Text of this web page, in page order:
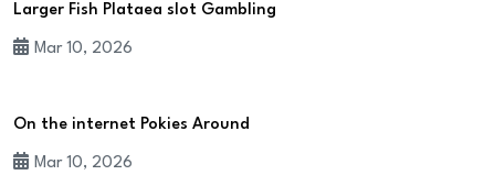
Larger Fish Plataea slot Gambling
Mar 10, 2026
On the internet Pokies Around
Mar 10, 2026